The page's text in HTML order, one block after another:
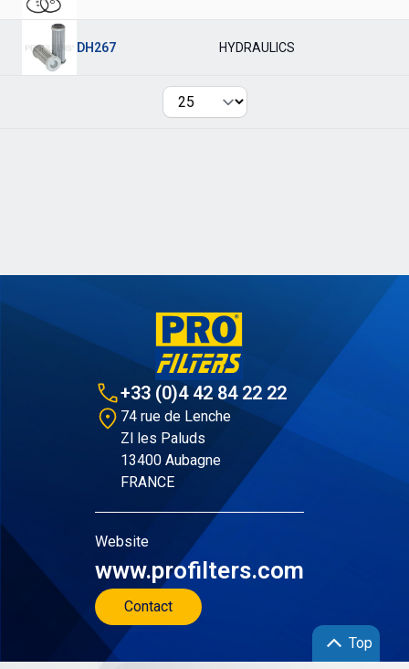
DH267 HYDRAULICS
+33 (0)4 42 84 22 22
74 rue de Lenche
Zl les Paluds
13400 Aubagne
FRANCE
Website
www.profilters.com
Contact
Top